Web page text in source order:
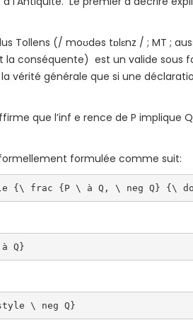
Tollens (/ moʊdəs tɒlɛnz / ; MT ;
conséquente) est un valide sous
vérité générale que si une
que l’inf e rence de P implique
formulée comme suit:
{\ frac {P \ à Q, \ neg Q} {\
à Q}
\ neg Q}